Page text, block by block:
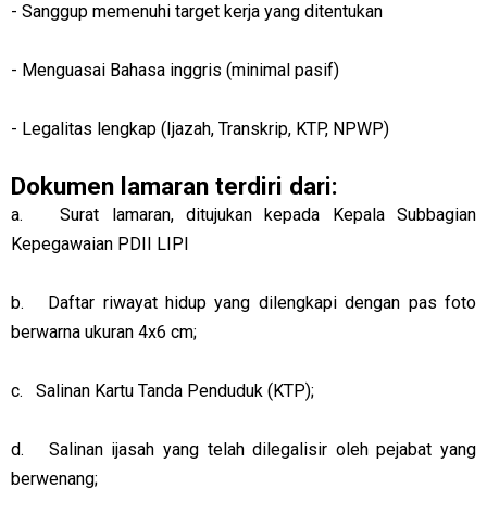
- Sanggup memenuhi target kerja yang ditentukan
- Menguasai Bahasa inggris (minimal pasif)
- Legalitas lengkap (Ijazah, Transkrip, KTP, NPWP)
Dokumen lamaran terdiri dari:
a. Surat lamaran, ditujukan kepada Kepala Subbagian
Kepegawaian PDII LIPI
b. Daftar riwayat hidup yang dilengkapi dengan pas foto
berwarna ukuran 4x6 cm;
c. Salinan Kartu Tanda Penduduk (KTP);
d. Salinan ijasah yang telah dilegalisir oleh pejabat yang
berwenang;